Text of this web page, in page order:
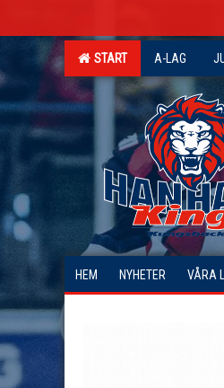
START A-LAG
HEM NYHETER VÅRA